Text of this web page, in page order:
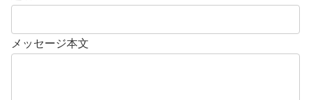
メッセージ本文